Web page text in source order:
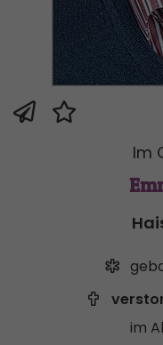
Im
im